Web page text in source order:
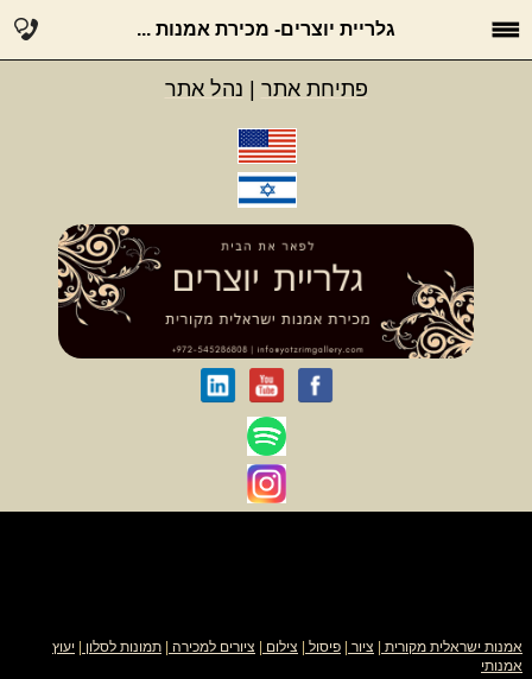
גלריית יוצרים- מכירת אמנות ...
פתיחת אתר נהל אתר
אמנות ישראלית מקורית ציור פיסול צילום ציורים למכירה תמונות לסלון
יעוץ
אמנותי